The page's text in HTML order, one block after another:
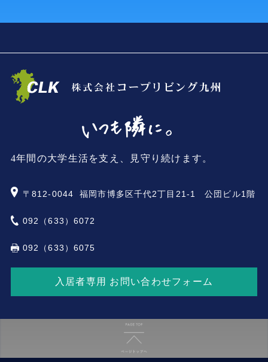
4年間の大学生活を支え、見守り続けます。
〒812-0044 福岡市博多区千代2丁目21-1 公団ビル1階
092（633）6072
092（633）6075
入居者専用 お問い合わせフォーム